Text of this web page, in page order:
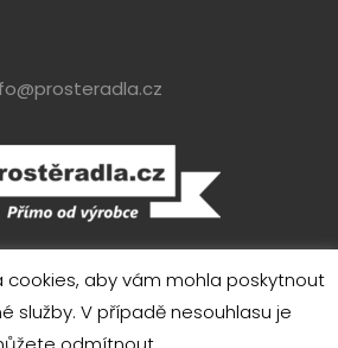
s.r.o. 2019
+420 602 286 055
cookies, aby vám mohla poskytnout
služby. V případě nesouhlasu je